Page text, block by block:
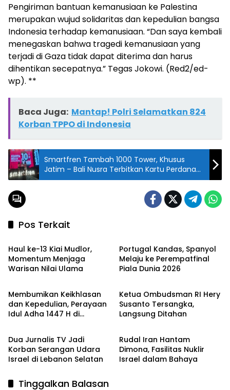
Pengiriman bantuan kemanusiaan ke Palestina
merupakan wujud solidaritas dan kepedulian bangsa
Indonesia terhadap kemanusiaan. “Dan saya kembali
menegaskan bahwa tragedi kemanusiaan yang
terjadi di Gaza tidak dapat diterima dan harus
dihentikan secepatnya.” Tegas Jokowi. (Red2/ed-
wp). **
Baca Juga: Mantap! Polri Selamatkan 824
Korban TPPO di Indonesia
Smartfren Tambah 1000 Tower, Khusus
Jatim – Bali Nusra Terbitkan Kartu Perdana
Unggulan
Pos Terkait
Berita
Haul ke-13 Kiai Mudlor,
Momentum Menjaga
Warisan Nilai Ulama
Portugal Kandas, Spanyol
Melaju ke Perempatfinal
Piala Dunia 2026
Berita
Membumikan Keikhlasan
dan Kepedulian, Perayaan
Idul Adha 1447 H di
Berita
Ketua Ombudsman RI Hery
Susanto Tersangka,
Langsung Ditahan
Berita
Dua Jurnalis TV Jadi
Korban Serangan Udara
Israel di Lebanon Selatan
Berita
Rudal Iran Hantam
Dimona, Fasilitas Nuklir
Israel dalam Bahaya
Tinggalkan Balasan